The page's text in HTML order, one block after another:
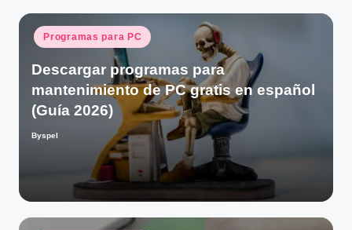
Publicado
en
Programas para PC
Descargar programas para
mantenimiento de PC gratis en español
(Guía 2026)
Publicado
Byspel